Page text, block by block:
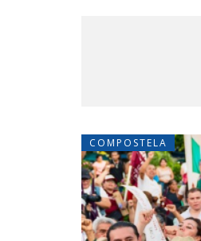
COMPOSTELA